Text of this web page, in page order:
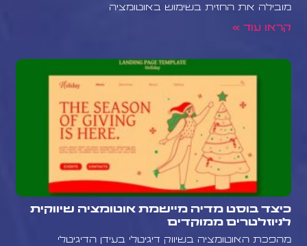
מובילה את החזית בשימוש באוטומציה
קראו עוד »
כיצד בוסט מדיה מיישמת אוטומציה שיווקית
לניוזלטרים ממוקדים
מהפכת האוטומציה בשיווק דיגיטלי בעידן הדיגיטלי